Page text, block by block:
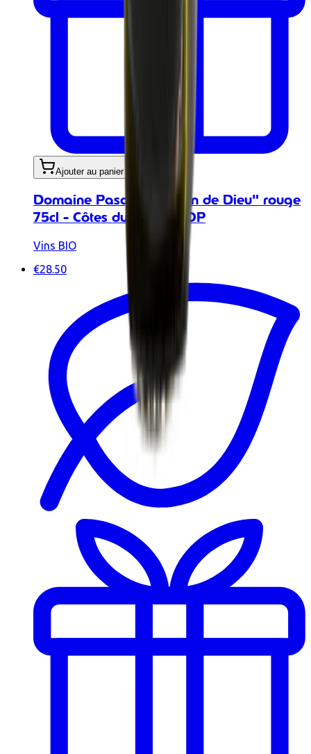
Ajouter au panier
Domaine Pasquiers "Plan de Dieu" rouge
75cl - Côtes du Rhône AOP
Vins BIO
€28.50